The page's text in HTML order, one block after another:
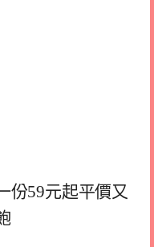
份59元起平價又